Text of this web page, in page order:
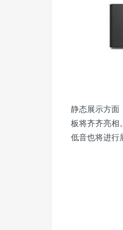
静态展示方面
板将齐齐亮相
低音也将进行